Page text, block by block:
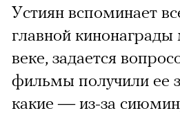
Устиян вспоминает
главной
веке, задается
фильмы получили ее
какие — из-за